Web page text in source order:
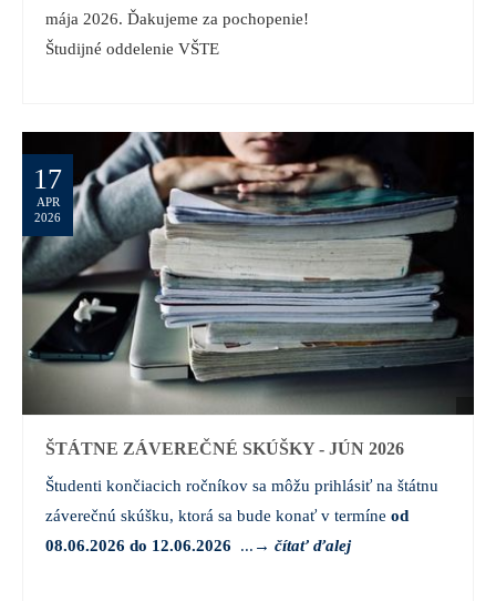
mája 2026. Ďakujeme za pochopenie!
Študijné oddelenie VŠTE
17
APR
2026
ŠTÁTNE ZÁVEREČNÉ SKÚŠKY - JÚN 2026
Študenti končiacich ročníkov sa môžu prihlásiť na štátnu
záverečnú skúšku, ktorá sa bude konať v termíne od
08.06.2026 do 12.06.2026
... →čítať ďalej